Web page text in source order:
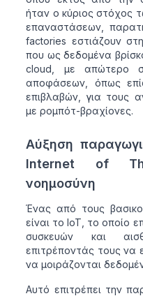
ήταν ο κύριος στόχος
επαναστάσεων,
factories εστιάζουν
που ως δεδομένα
cloud, με απώτερο
αποφάσεων, όπως
επιβλαβών, για τους
με ρομπότ-βραχίονες.
Αύξηση
Internet of
νοημοσύνη
Ένας από τους
είναι το IoT, το οποίο
συσκευών και
επιτρέποντάς τους να
να μοιράζονται
Αυτό επιτρέπει την